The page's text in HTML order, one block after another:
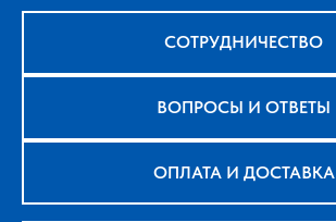
СОТРУДНИЧЕСТВО
ВОПРОСЫ И ОТВЕТЫ
ОПЛАТА И ДОСТАВКА